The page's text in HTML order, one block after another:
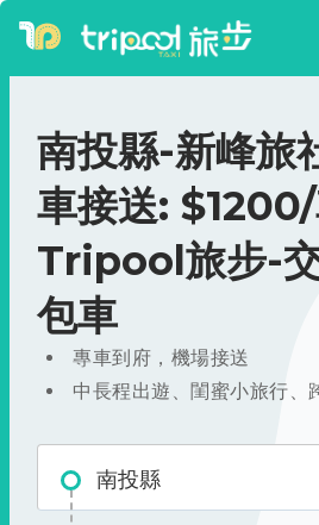
南投縣-新峰旅
車接送:
Tripool旅步-
包車
專車到府，機場接送
中長程出遊、閨蜜小旅行、
南投縣